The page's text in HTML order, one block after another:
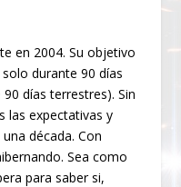
en 2004. Su objetivo
durante 90 días
días terrestres). Sin
las expectativas y
década. Con
Sea como
para saber si,